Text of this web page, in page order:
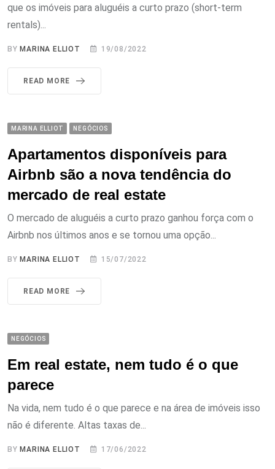
que os imóveis para aluguéis a curto prazo (short-term
rentals)...
BY MARINA ELLIOT 19/08/2022
READ MORE
MARINA ELLIOT NEGÓCIOS
Apartamentos disponíveis para
Airbnb são a nova tendência do
mercado de real estate
O mercado de aluguéis a curto prazo ganhou força com o
Airbnb nos últimos anos e se tornou uma opção...
BY MARINA ELLIOT 15/07/2022
READ MORE
NEGÓCIOS
Em real estate, nem tudo é o que
parece
Na vida, nem tudo é o que parece e na área de imóveis isso
não é diferente. Altas taxas de...
BY MARINA ELLIOT 17/06/2022